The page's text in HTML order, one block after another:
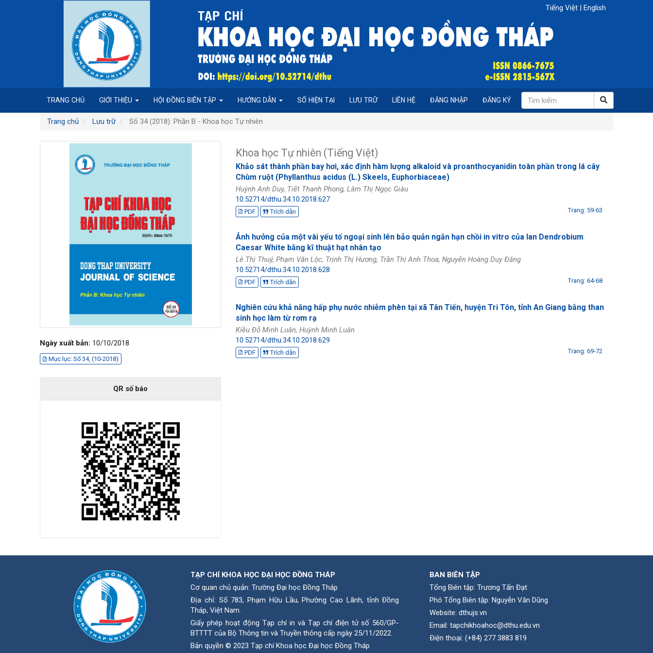
Tiếng Việt | English
TRANG CHỦ GIỚI THIỆU HỘI ĐỒNG BIÊN TẬP HƯỚNG DẪN SỐ HIỆN TẠI LƯU TRỮ LIÊN HỆ ĐĂNG NHẬP ĐĂNG KÝ
Trang chủ Lưu trữ Số 34 (2018): Phần B - Khoa học Tự nhiên
Ngày xuất bản: 10/10/2018
Mục lục: Số 34, (10-2018)
QR số báo
Khoa học Tự nhiên (Tiếng Việt)
Khảo sát thành phần bay hơi, xác định hàm lượng alkaloid và proanthocyanidin toàn phần trong lá cây
Chùm ruột (Phyllanthus acidus (L.) Skeels, Euphorbiaceae)
Huỳnh Anh Duy, Tiết Thanh Phong, Lâm Thị Ngọc Giàu
10.52714/dthu.34.10.2018.627
PDF Trích dẫn Trang: 59-63
Ảnh hưởng của một vài yếu tố ngoại sinh lên bảo quản ngắn hạn chồi in vitro của lan Dendrobium
Caesar White bằng kĩ thuật hạt nhân tạo
Lê Thị Thuý, Phạm Văn Lộc, Trịnh Thị Hương, Trần Thị Anh Thoa, Nguyễn Hoàng Duy Đăng
10.52714/dthu.34.10.2018.628
PDF Trích dẫn Trang: 64-68
Nghiên cứu khả năng hấp phụ nước nhiễm phèn tại xã Tân Tiến, huyện Tri Tôn, tỉnh An Giang bằng than
sinh học làm từ rơm rạ
Kiều Đỗ Minh Luân, Huỳnh Minh Luân
10.52714/dthu.34.10.2018.629
PDF Trích dẫn Trang: 69-72
TẠP CHÍ KHOA HỌC ĐẠI HỌC ĐỒNG THÁP
Cơ quan chủ quản: Trường Đại học Đồng Tháp
Địa chỉ: Số 783, Phạm Hữu Lầu, Phường Cao Lãnh, tỉnh Ðồng
Tháp, Việt Nam.
Giấy phép hoạt động Tạp chí in và Tạp chí điện tử số 560/GP-
BTTTT của Bộ Thông tin và Truyền thông cấp ngày 25/11/2022.
Bản quyền © 2023 Tạp chí Khoa học Đại học Đồng Tháp
BAN BIÊN TẬP
Tổng Biên tập: Trương Tấn Đạt
Phó Tổng Biên tập: Nguyễn Văn Dũng
Website: dthujs.vn
Email: tapchikhoahoc@dthu.edu.vn
Ðiện thoại: (+84) 277 3883 819